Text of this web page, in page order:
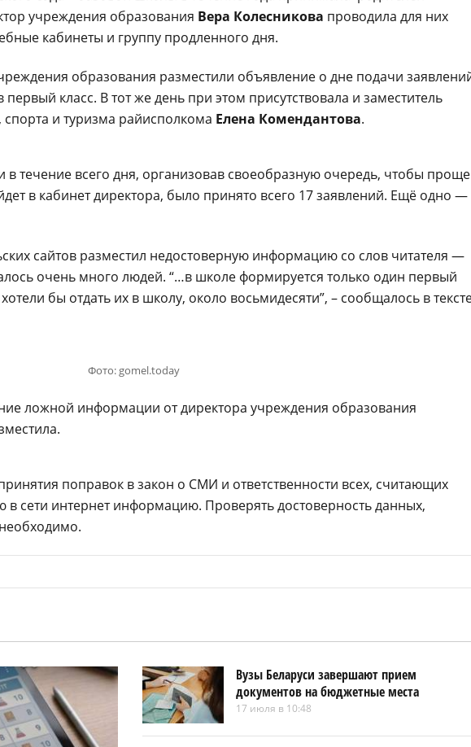
учреждения образования Вера Колесникова проводила для них
кабинеты и группу продленного дня.
образования разместили объявление о дне подачи
класс. В тот же день при этом присутствовала и заместитель
и туризма райисполкома Елена Комендантова.
в течение всего дня, организовав своеобразную очередь, чтобы проще
в кабинет директора, было принято всего 17 заявлений. Ещё одно —
сайтов разместил недостоверную информацию со слов читателя —
очень много людей. “…в школе формируется только один первый
бы отдать их в школу, около восьмидесяти”, – сообщалось в
Фото: gomel.today
ложной информации от директора учреждения образования
поправок в закон о СМИ и ответственности всех, считающих
сети интернет информацию. Проверять достоверность данных,
Вузы Беларуси завершают прием
документов на бюджетные места
17 июля в 10:48